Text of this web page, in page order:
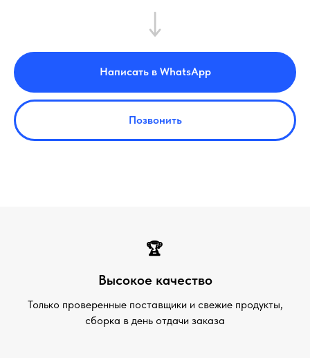
Написать в WhatsApp
Позвонить
🏆
Высокое качество
Только проверенные поставщики и свежие продукты,
сборка в день отдачи заказа